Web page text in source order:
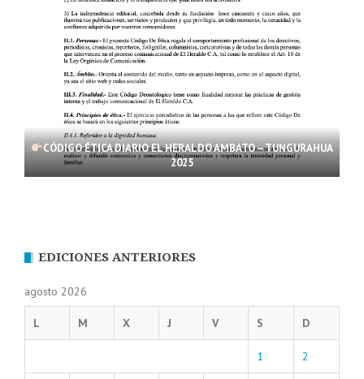
CÓDIGO ÉTICA DIARIO EL HERALDO AMBATO – TUNGURAHUA
2025
EDICIONES ANTERIORES
agosto 2026
L M X J V S D
1 2